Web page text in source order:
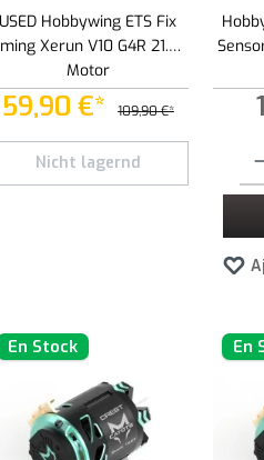
augmenter ou diminuer la quantité.
souhaitée ou utilisez les boutons pour
USED Hobbywing ETS Fix
Xerun V10 G4R 21.5T
Motor
59,90 €* 109,90 €*
Nicht lagernd
En Stock En